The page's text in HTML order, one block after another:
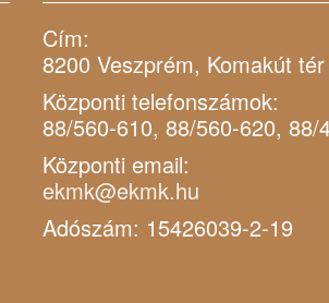
Cím:
8200 Veszprém, Komakút
Központi telefonszámok:
88/560-610, 88/560-620, 88/
Központi email:
ekmk@ekmk.hu
Adószám: 15426039-2-19